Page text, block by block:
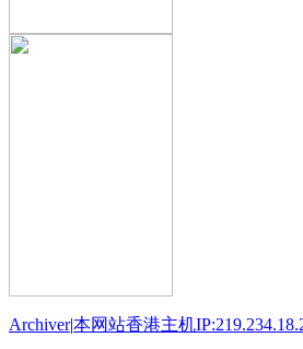
Archiver|本网站香港主机